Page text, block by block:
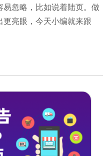
忽略，比如说着陆页。做
亮眼，今天小编就来跟